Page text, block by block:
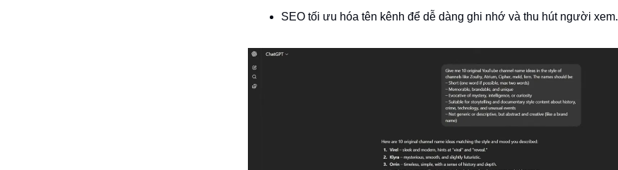
SEO tối ưu hóa tên kênh để dễ dàng ghi nhớ và thu hút người xem.